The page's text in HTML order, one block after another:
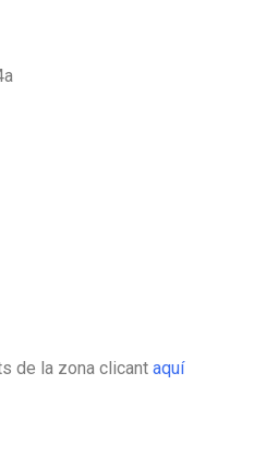
de la zona clicant aquí